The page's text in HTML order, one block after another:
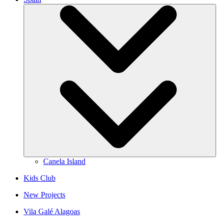
Canela Island
Kids Club
New Projects
Vila Galé Alagoas